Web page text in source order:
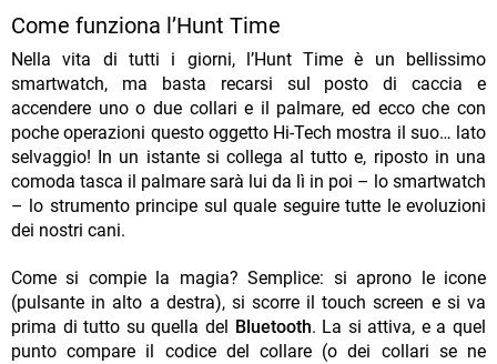
Come funziona l’Hunt Time
Nella vita di tutti i giorni, l’Hunt Time è un bellissimo
smartwatch, ma basta recarsi sul posto di caccia e
accendere uno o due collari e il palmare, ed ecco che con
poche operazioni questo oggetto Hi-Tech mostra il suo… lato
selvaggio! In un istante si collega al tutto e, riposto in una
comoda tasca il palmare sarà lui da lì in poi – lo smartwatch
– lo strumento principe sul quale seguire tutte le evoluzioni
dei nostri cani.
Come si compie la magia? Semplice: si aprono le icone
(pulsante in alto a destra), si scorre il touch screen e si va
prima di tutto su quella del
Bluetooth. La si attiva, e a quel
punto compare il codice del collare (o dei collari se ne